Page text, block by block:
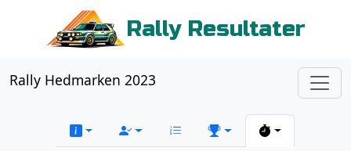
Rally Resultater
Rally Hedmarken 2023